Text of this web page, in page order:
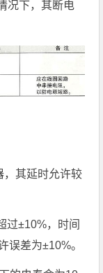
况下，其断电
，其延时允许较
过±10%，时间
误差为±10%。